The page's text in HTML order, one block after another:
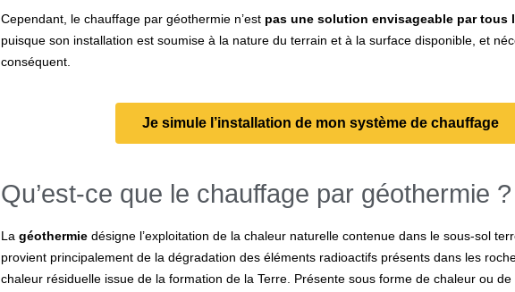
Cependant, le chauffage par géothermie n’est pas une solution envisageable par tous
puisque son installation est soumise à la nature du terrain et à la surface disponible, et
conséquent.
Je simule l’installation de mon système de chauffage
Qu’est-ce que le chauffage par géothermie ?
La géothermiedésigne l’exploitation de la chaleur naturelle contenue dans le sous-sol
provient principalement de la dégradation des éléments radioactifs présents dans les
chaleur résiduelle issue de la formation de la Terre. Présente sous forme de chaleur ou de